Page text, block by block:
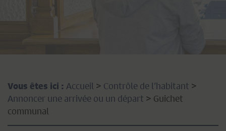
Vous êtes ici : Accueil > Contrôle de l’habitant >
Annoncer une arrivée ou un départ > Guichet
communal